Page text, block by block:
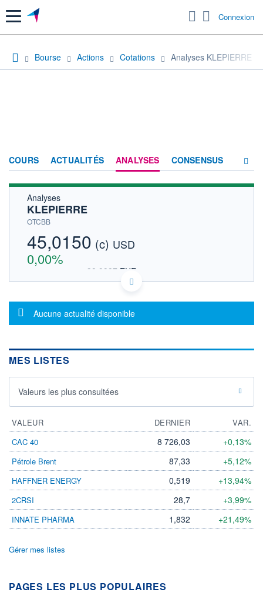
Menu Connexion
Bourse Actions Cotations Analyses KLEPIERRE
COURS ACTUALITÉS ANALYSES CONSENSUS
ACTIONNAIRES
Analyses
KLEPIERRE
OTCBB
45,0150 (c) USD
0,00%
38,9987 EUR
DONNÉES TEMPS DIFFÉRÉ
Politique d'exécution
Cotation sur les autres places
0,0000
0,0000 0,0000
VOLUME
0 0,00%
VALORISATION
12 913 MUSD
LIMITE À LA
0,0000
LIMITE À LA
RENDEMENT
ESTIMÉ 2026
PER ESTIMÉ
2026
DERNIER
ÉCHANGE
Message d'information
Aucune actualité disponible
MES LISTES
Valeurs les plus consultées
VALEUR DERNIER
VAR.
CAC 40
8 726,03 +0,13%
Pétrole Brent 87,33 +5,12%
HAFFNER ENERGY 0,519 +13,94%
2CRSI 28,7 +3,99%
INNATE PHARMA 1,832 +21,49%
Gérer mes listes
PAGES LES PLUS POPULAIRES